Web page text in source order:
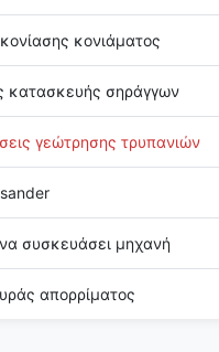
κονιάματος
κατασκευής σηράγγων
γεώτρησης τρυπανιών
συσκευάσει μηχανή
απορρίματος